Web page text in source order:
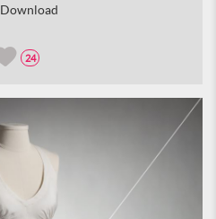
Download
24